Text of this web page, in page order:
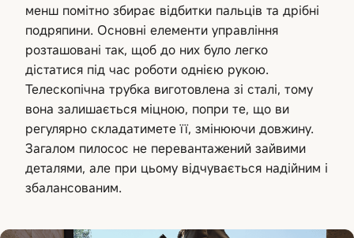
менш помітно збирає відбитки пальців та дрібні
подряпини. Основні елементи управління
розташовані так, щоб до них було легко
дістатися під час роботи однією рукою.
Телескопічна трубка виготовлена зі сталі, тому
вона залишається міцною, попри те, що ви
регулярно складатимете її, змінюючи довжину.
Загалом пилосос не перевантажений зайвими
деталями, але при цьому відчувається надійним і
збалансованим.